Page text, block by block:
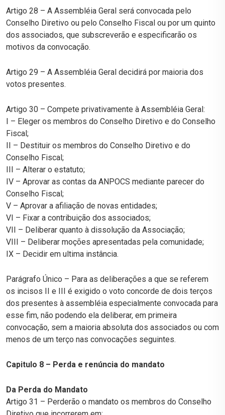
Artigo 28 – A Assembléia Geral será convocada pelo
Conselho Diretivo ou pelo Conselho Fiscal ou por um quinto
dos associados, que subscreverão e especificarão os
motivos da convocação.
Artigo 29 – A Assembléia Geral decidirá por maioria dos
votos presentes.
Artigo 30 – Compete privativamente à Assembléia Geral:
I – Eleger os membros do Conselho Diretivo e do Conselho
Fiscal;
II – Destituir os membros do Conselho Diretivo e do
Conselho Fiscal;
III – Alterar o estatuto;
IV – Aprovar as contas da ANPOCS mediante parecer do
Conselho Fiscal;
V – Aprovar a afiliação de novas entidades;
VI – Fixar a contribuição dos associados;
VII – Deliberar quanto à dissolução da Associação;
VIII – Deliberar moções apresentadas pela comunidade;
IX – Decidir em ultima instância.
Parágrafo Único – Para as deliberações a que se referem
os incisos II e III é exigido o voto concorde de dois terços
dos presentes à assembléia especialmente convocada para
esse fim, não podendo ela deliberar, em primeira
convocação, sem a maioria absoluta dos associados ou com
menos de um terço nas convocações seguintes.
Capitulo 8 – Perda e renúncia do mandato
Da Perda do Mandato
Artigo 31 – Perderão o mandato os membros do Conselho